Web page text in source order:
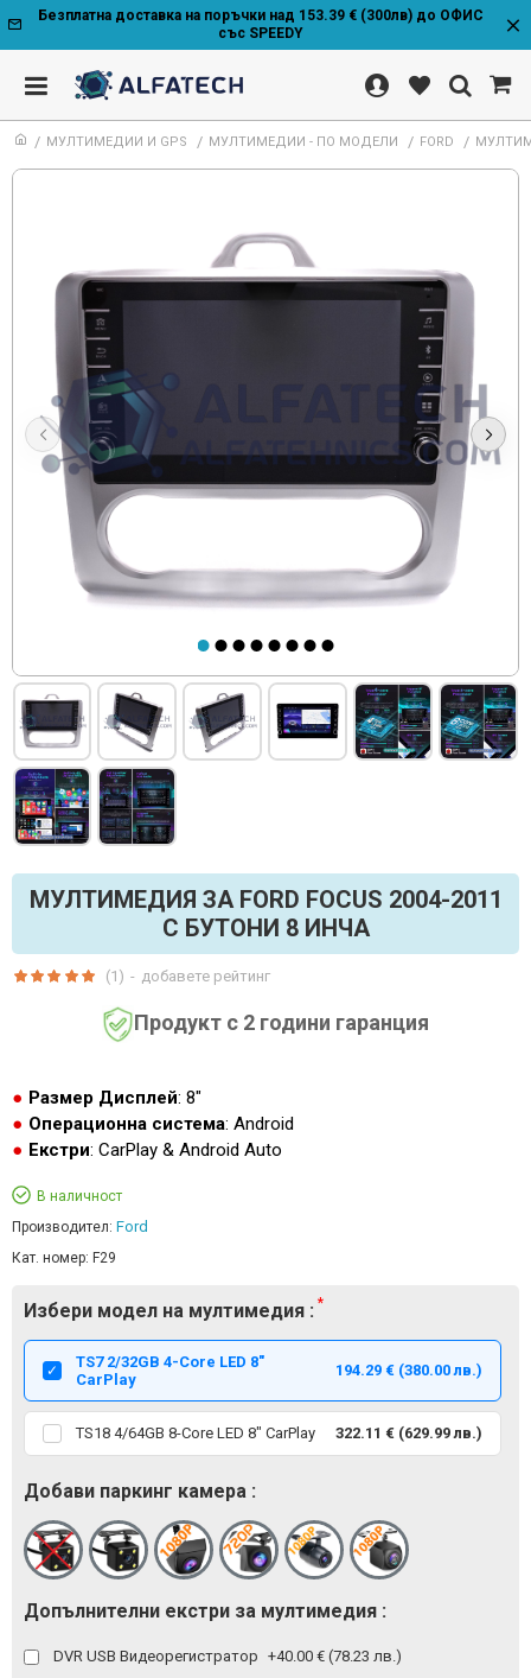
Безплатна доставка на поръчки над 153.39 € (300лв) до ОФИС
със SPEEDY
МУЛТИМЕДИИ И GPS МУЛТИМЕДИИ - ПО МОДЕЛИ FORD
МУЛТИМЕДИЯ ЗА FORD FOCUS 2004-2011
С БУТОНИ 8 ИНЧА
Продукт с 2 години гаранция
Размер Дисплей: 8"
Операционна система: Android
Екстри: CarPlay & Android Auto
В наличност
Производител: Ford
Кат. номер: F29
(1) - добавете рейтинг
Избери модел на мултимедия :
TS7 2/32GB 4-Core LED 8"
CarPlay
194.29 € (380.00 лв.)
TS18 4/64GB 8-Core LED 8" CarPlay 322.11 € (629.99 лв.)
Добави паркинг камера :
Допълнителни екстри за мултимедия :
DVR USB Видеорегистратор +40.00 € (78.23 лв.)